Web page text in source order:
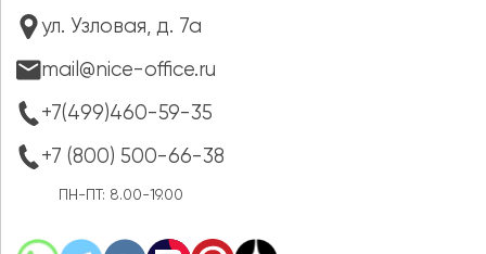
ул. Узловая, д. 7а
mail@nice-office.ru
+7(499)460-59-35
+7 (800) 500-66-38
ПН-ПТ: 8.00-19.00